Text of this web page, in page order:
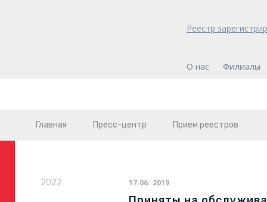
Реестр
О нас Филиалы
Главная Пресс-центр Прием реестров
2022 17.06. 2019